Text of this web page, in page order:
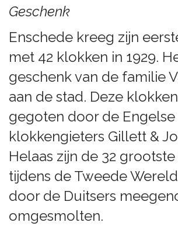
Geschenk
Enschede kreeg zijn
met 42 klokken in 1929.
geschenk van de familie
aan de stad. Deze
gegoten door de Engelse
klokkengieters Gillett &
Helaas zijn de 32
tijdens de Tweede
door de Duitsers
omgesmolten.